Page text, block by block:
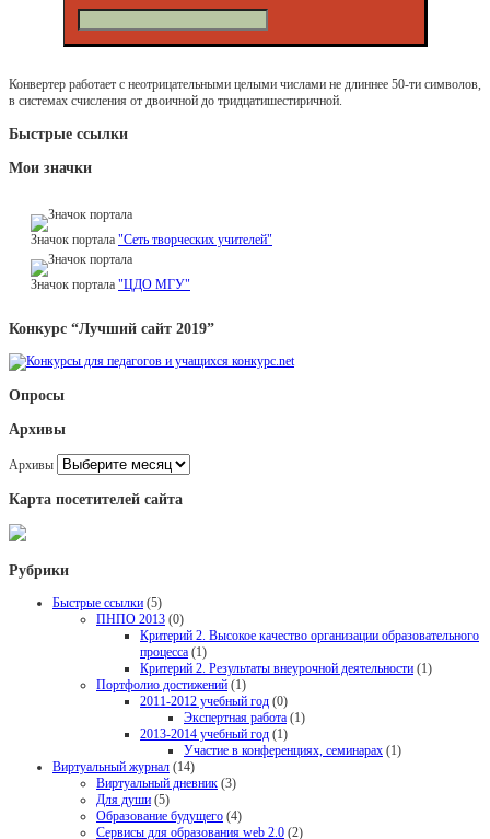
Конвертер работает с неотрицательными целыми числами не длиннее 50-ти символов,
в системах счисления от двоичной до тридцатишестиричной.
Быстрые ссылки
Мои значки
Значок портала "Сеть творческих учителей"
Значок портала "ЦДО МГУ"
Конкурс “Лучший сайт 2019”
Опросы
Архивы
Архивы
Карта посетителей сайта
Рубрики
Быстрые ссылки (5)
ПНПО 2013 (0)
Критерий 2. Высокое качество организации образовательного
процесса (1)
Критерий 2. Результаты внеурочной деятельности (1)
Портфолио достижений (1)
2011-2012 учебный год (0)
Экспертная работа (1)
2013-2014 учебный год (1)
Участие в конференциях, семинарах (1)
Виртуальный журнал (14)
Виртуальный дневник (3)
Для души (5)
Образование будущего (4)
Сервисы для образования web 2.0 (2)